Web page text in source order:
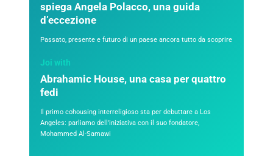
spiega Angela Polacco, una guida
d’eccezione
Passato, presente e futuro di un paese ancora tutto da scoprire
Joi with
Abrahamic House, una casa per quattro
fedi
Il primo cohousing interreligioso sta per debuttare a Los
Angeles: parliamo dell'iniziativa con il suo fondatore,
Mohammed Al-Samawi